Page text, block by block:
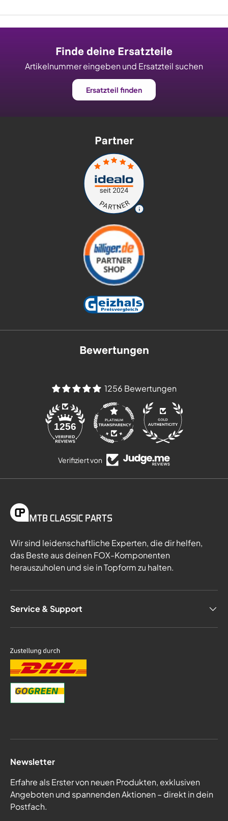
Finde deine Ersatzteile
Artikelnummer eingeben und Ersatzteil suchen
Ersatzteil finden
Partner
Bewertungen
1256 Bewertungen
1256
Verifiziert von
Wir sind leidenschaftliche Experten, die dir helfen,
das Beste aus deinen FOX-Komponenten
herauszuholen und sie in Topform zu halten.
Service & Support
Newsletter
Erfahre als Erster von neuen Produkten, exklusiven
Angeboten und spannenden Aktionen – direkt in dein
Postfach.